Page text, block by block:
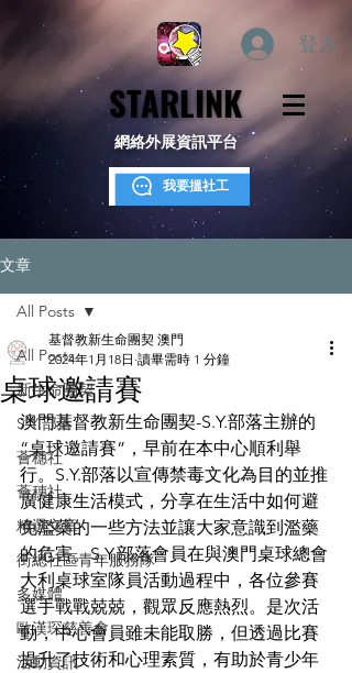
登入
STARLINK
STARLINK
網絡外展資訊平台
我要搵社工
文章
All Posts
新生命團契
S.Y.部落
薈穗社
薈穗社
精選文章
街總社區青年服務隊
多媒體
歐漢琛慈善會
活動資訊
All Posts
桌球邀請賽
基督教新生命團契 澳門
2024年1月18日 讀畢需時 1 分鐘
澳門基督教新生命團契-S.Y.部落主辦的
“桌球邀請賽”，早前在本中心順利舉
行。S.Y.部落以宣傳禁毒文化為目的並推
廣健康生活模式，分享在生活中如何避
免濫藥的一些方法並讓大家意識到濫藥
的危害。S.Y.部落會員在與澳門桌球總會
大利桌球室隊員活動過程中，各位參賽
選手戰戰兢兢，觀眾反應熱烈。是次活
動，中心會員雖未能取勝，但透過比賽
提升了技術和心理素質，有助於青少年